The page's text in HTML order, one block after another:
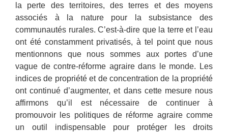
la perte des territoires, des terres et des moyens
associés à la nature pour la subsistance des
communautés rurales. C’est-à-dire que la terre et l’eau
ont été constamment privatisés, à tel point que nous
mentionnons que nous sommes aux portes d’une
vague de contre-réforme agraire dans le monde. Les
indices de propriété et de concentration de la propriété
ont continué d’augmenter, et dans cette mesure nous
affirmons qu’il est nécessaire de continuer à
promouvoir les politiques de réforme agraire comme
un outil indispensable pour protéger les droits